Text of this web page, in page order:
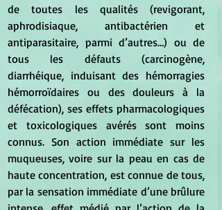
de toutes les qualités (revigorant,
aphrodisiaque, antibactérien et
antiparasitaire, parmi d’autres…) ou de
tous les défauts (carcinogène,
diarrhéique, induisant des hémorragies
hémorroïdaires ou des douleurs à la
défécation), ses effets pharmacologiques
et toxicologiques avérés sont moins
connus. Son action immédiate sur les
muqueuses, voire sur la peau en cas de
haute concentration, est connue de tous,
par la sensation immédiate d’une brûlure